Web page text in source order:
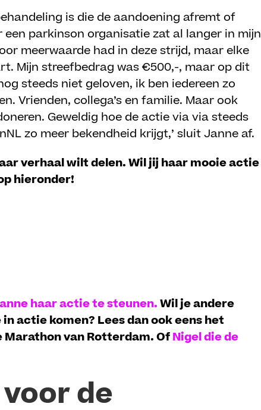
is die de aandoening afremt of
parkinson organisatie zat al langer in mijn
meerwaarde had in deze strijd, maar elke
Mijn streefbedrag was €500,-, maar op dit
steeds niet geloven, ik ben iedereen zo
Vrienden, collega’s en familie. Maar ook
Geweldig hoe de actie via via steeds
zo meer bekendheid krijgt,’ sluit Janne af.
verhaal wilt delen. Wil jij haar mooie actie
hieronder!
haar actie te steunen.Wil je andere
actie komen? Lees dan ook eens het
van Rotterdam. OfNigel die de
de